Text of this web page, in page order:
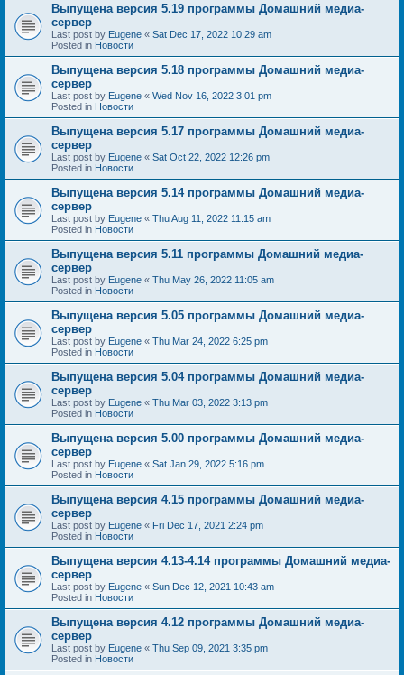
Выпущена версия 5.19 программы Домашний медиа-
сервер
Last post by Eugene « Sat Dec 17, 2022 10:29 am
Posted in Новости
Выпущена версия 5.18 программы Домашний медиа-
сервер
Last post by Eugene « Wed Nov 16, 2022 3:01 pm
Posted in Новости
Выпущена версия 5.17 программы Домашний медиа-
сервер
Last post by Eugene « Sat Oct 22, 2022 12:26 pm
Posted in Новости
Выпущена версия 5.14 программы Домашний медиа-
сервер
Last post by Eugene « Thu Aug 11, 2022 11:15 am
Posted in Новости
Выпущена версия 5.11 программы Домашний медиа-
сервер
Last post by Eugene « Thu May 26, 2022 11:05 am
Posted in Новости
Выпущена версия 5.05 программы Домашний медиа-
сервер
Last post by Eugene « Thu Mar 24, 2022 6:25 pm
Posted in Новости
Выпущена версия 5.04 программы Домашний медиа-
сервер
Last post by Eugene « Thu Mar 03, 2022 3:13 pm
Posted in Новости
Выпущена версия 5.00 программы Домашний медиа-
сервер
Last post by Eugene « Sat Jan 29, 2022 5:16 pm
Posted in Новости
Выпущена версия 4.15 программы Домашний медиа-
сервер
Last post by Eugene « Fri Dec 17, 2021 2:24 pm
Posted in Новости
Выпущена версия 4.13-4.14 программы Домашний медиа-
сервер
Last post by Eugene « Sun Dec 12, 2021 10:43 am
Posted in Новости
Выпущена версия 4.12 программы Домашний медиа-
сервер
Last post by Eugene « Thu Sep 09, 2021 3:35 pm
Posted in Новости